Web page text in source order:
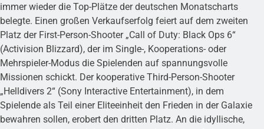
immer wieder die Top-Plätze der deutschen Monatscharts
belegte. Einen großen Verkaufserfolg feiert auf dem zweiten
Platz der First-Person-Shooter „Call of Duty: Black Ops 6“
(Activision Blizzard), der im Single-, Kooperations- oder
Mehrspieler-Modus die Spielenden auf spannungsvolle
Missionen schickt. Der kooperative Third-Person-Shooter
„Helldivers 2“ (Sony Interactive Entertainment), in dem
Spielende als Teil einer Eliteeinheit den Frieden in der Galaxie
bewahren sollen, erobert den dritten Platz. An die idyllische,